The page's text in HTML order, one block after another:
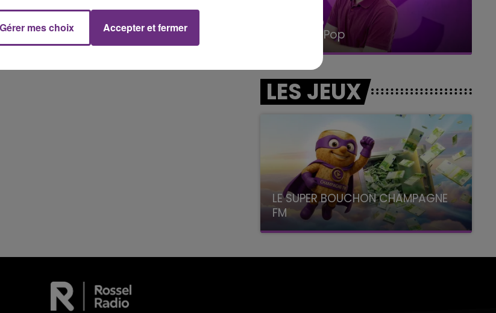
10h00 - 14h00
LE TICKET DE CAISSE
14h00 - 15h00
La Radio Pop
LES JEUX
LE SUPER BOUCHON CHAMPAGNE
FM
avec La Famille Champagne FM, à 8H10
Gérer mes choix Accepter et fermer